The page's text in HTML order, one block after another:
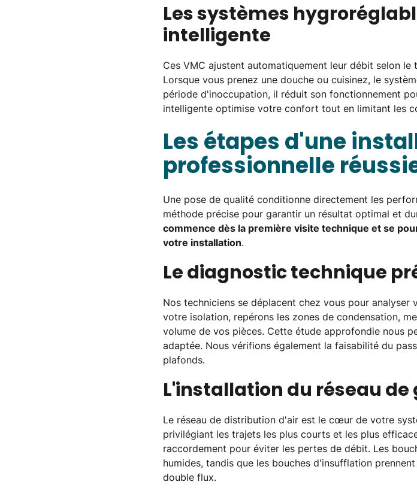
Les systèmes
intelligente
Ces VMC ajustent automatiquement leur débit selon
Lorsque vous prenez une douche ou cuisinez, le
période d'inoccupation, il réduit son fonctionnement
intelligente optimise votre confort tout en limitant les
Les étapes d'une
professionnelle
Une pose de qualité conditionne directement les
méthode précise pour garantir un résultat optimal et
commence dès la première visite technique et se
votre installation.
Le diagnostic technique
Nos techniciens se déplacent chez vous pour
votre isolation, repérons les zones de condensation,
volume de vos pièces. Cette étude approfondie nous
adaptée. Nous vérifions également la faisabilité du
plafonds.
L'installation du réseau de
Le réseau de distribution d'air est le cœur de votre
privilégiant les trajets les plus courts et les plus
raccordement pour éviter les pertes de débit. Les
humides, tandis que les bouches d'insufflation
double flux.